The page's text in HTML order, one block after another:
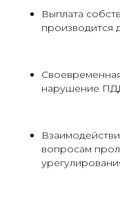
Выплата
производится
нарушение
вопросам